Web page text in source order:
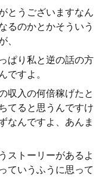
とうございますなん
るのかとかそういう
、
ぱり私と逆の話の方
ですよ。
収入の何倍稼げたと
てると思うんですけ
なんですよ、あんま
ストーリーがあるよ
ていうふうに思って